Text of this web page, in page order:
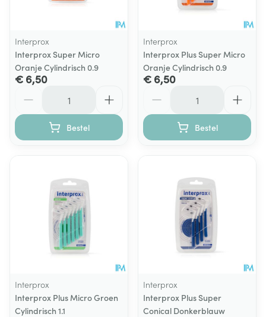
Interprox
Interprox Super Micro
Oranje Cylindrisch 0.9
€ 6,50
Bestel
Interprox
Interprox Plus Super Micro
Oranje Cylindrisch 0.9
€ 6,50
Bestel
Interprox
Interprox Plus Micro Groen
Cylindrisch 1.1
Interprox
Interprox Plus Super
Conical Donkerblauw